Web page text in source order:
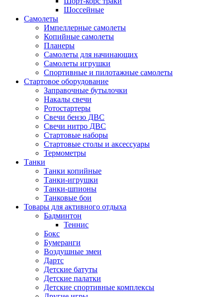
Шоссейные
Самолеты
Импеллерные самолеты
Копийные самолеты
Планеры
Самолеты для начинающих
Самолеты игрушки
Спортивные и пилотажные самолеты
Стартовое оборудование
Заправочные бутылочки
Накалы свечи
Ротостартеры
Свечи бензо ДВС
Свечи нитро ДВС
Стартовые наборы
Стартовые столы и аксессуары
Термометры
Танки
Танки копийные
Танки-игрушки
Танки-шпионы
Танковые бои
Товары для активного отдыха
Бадминтон
Теннис
Бокс
Бумеранги
Воздушные змеи
Дартс
Детские батуты
Детские палатки
Детские спортивные комплексы